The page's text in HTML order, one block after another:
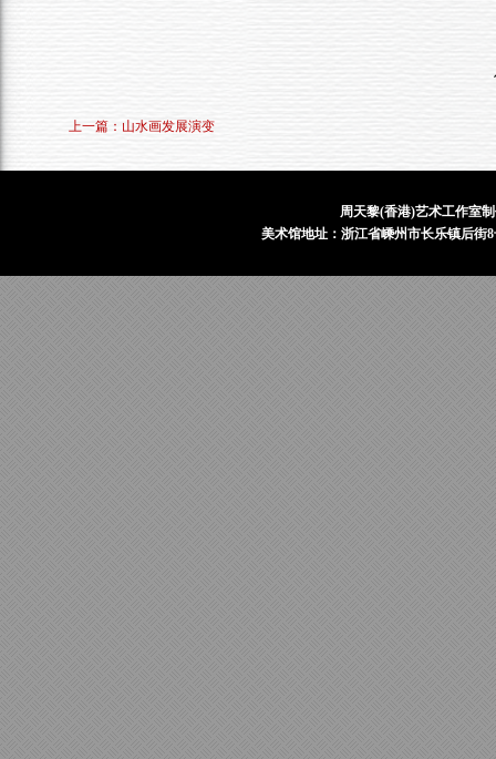
上一篇：山水画发展演变
周天黎(香港)艺术工作室
美术馆地址：浙江省嵊州市长乐镇后街